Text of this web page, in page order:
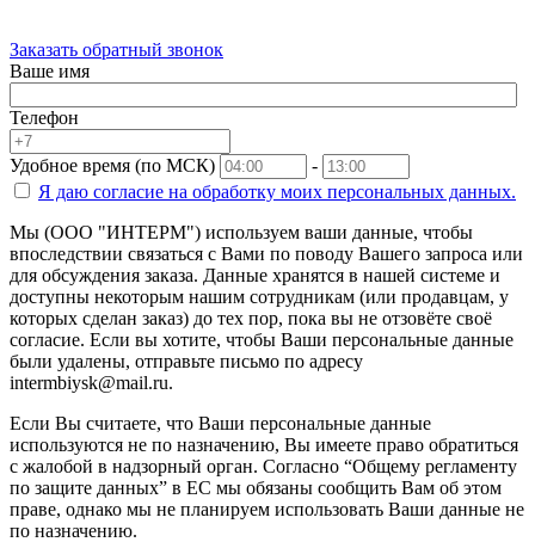
Заказать обратный звонок
Ваше имя
Телефон
Удобное время (по МСК)
-
Я даю согласие на обработку моих персональных данных.
Мы (ООО "ИНТЕРМ") используем ваши данные, чтобы
впоследствии связаться с Вами по поводу Вашего запроса или
для обсуждения заказа. Данные хранятся в нашей системе и
доступны некоторым нашим сотрудникам (или продавцам, у
которых сделан заказ) до тех пор, пока вы не отзовёте своё
согласие. Если вы хотите, чтобы Ваши персональные данные
были удалены, отправьте письмо по адресу
intermbiysk@mail.ru.
Если Вы считаете, что Ваши персональные данные
используются не по назначению, Вы имеете право обратиться
с жалобой в надзорный орган. Согласно “Общему регламенту
по защите данных” в ЕС мы обязаны сообщить Вам об этом
праве, однако мы не планируем использовать Ваши данные не
по назначению.